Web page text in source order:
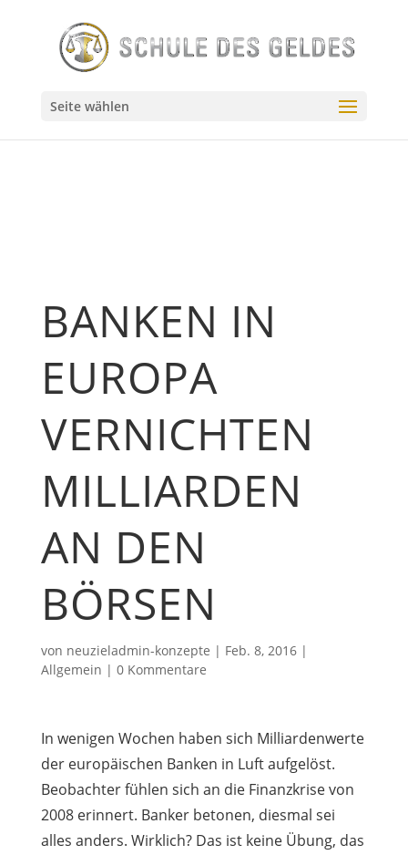
by user10201522, modified by community. See post
'Timeline' for change history // Retrieved 2026-07-23,
Seite wählen
BANKEN IN
EUROPA
VERNICHTEN
MILLIARDEN
AN DEN
BÖRSEN
von neuzieladmin-konzepte | Feb. 8, 2016|
Allgemein | 0 Kommentare
In wenigen Wochen haben sich Milliardenwerte
der europäischen Banken in Luft aufgelöst.
Beobachter fühlen sich an die Finanzkrise von
2008 erinnert. Banker betonen, diesmal sei
alles anders. Wirklich? Das ist keine Übung, das